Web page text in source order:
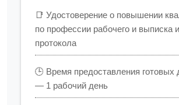
📑 Удостоверение о повышении
по профессии рабочего и выписка
протокола
🕒 Время предоставления готовых
— 1 рабочий день